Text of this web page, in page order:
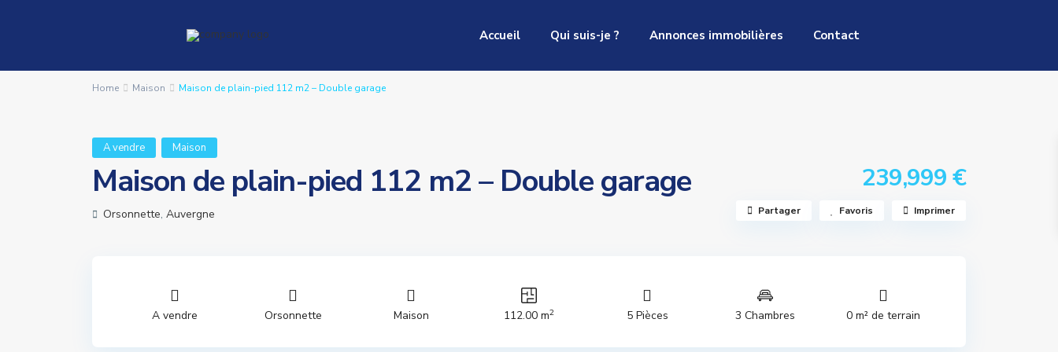
Accueil Qui suis-je ? Annonces immobilières Contact
Home Maison Maison de plain-pied 112 m2 – Double garage
A vendre Maison
Maison de plain-pied 112 m2 – Double garage 239,999 €
Orsonnette, Auvergne Partager Favoris Imprimer
A vendre Orsonnette Maison 112.00 m2 5 Pièces 3 Chambres 0 m² de terrain